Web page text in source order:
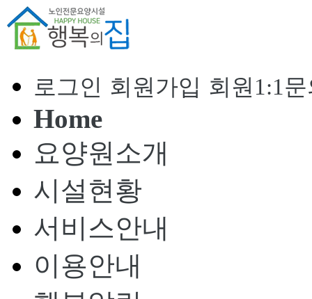
로그인 회원가입 회원1:1
Home
요양원소개
시설현황
서비스안내
이용안내